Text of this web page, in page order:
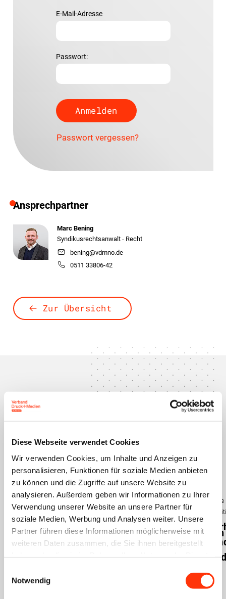
Diese Webseite verwendet Cookies
Wir verwenden Cookies, um Inhalte und Anzeigen zu
personalisieren, Funktionen für soziale Medien anbieten
zu können und die Zugriffe auf unsere Website zu
analysieren. Außerdem geben wir Informationen zu Ihrer
Verwendung unserer Website an unsere Partner für
soziale Medien, Werbung und Analysen weiter. Unsere
Partner führen diese Informationen möglicherweise mit
weiteren Daten zusammen, die Sie ihnen bereitgestellt
Notwendig
E-Mail-Adresse
Passwort:
Passwort vergessen?
Ansprechpartner
Marc Bening
Syndikusrechtsanwalt ∙ Recht
bening@vdmno.de
0511 33806-42
Zur Übersicht
Das könnte Sie auch
interessieren
Presse
Tarifpolitik
Tarifrunde
2024
Tarif­
verhandlungen
Druck­
–
Presse
Tarifpolitik
Tarifrunde
2024
Tarif­
verhandlungen
Druck­
Presse
Tarifpolitik
Tarifrunde
2024
Auftakt
Tarifverhandlungen
der
Tarifpolitik
Tarifrunde
in
Berlin